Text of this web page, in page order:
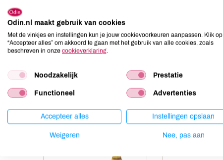
Lactose
niet aanwezig
Lupine
niet aanwezig
Mosterd
Anderen kochten ook
Odin.nl maakt gebruik van cookies
Met de vinkjes en instellingen kun je jouw cookievoorkeuren aanpassen. Klik op
“Accepteer alles” om akkoord te gaan met het gebruik van alle cookies, zoals
beschreven in onze cookieverklaring.
Noodzakelijk Prestatie
Functioneel Advertenties
Accepteer alles Instellingen opslaan
Weigeren Nee, pas aan